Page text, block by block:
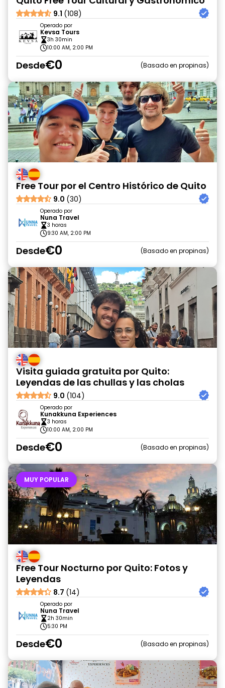
9.1 (108)
Operado por
Kevsa Tours
3h 30min
10:00 AM, 2:00 PM
Desde€0 Basado en propinas
Free Tour por el Centro Histórico de Quito
9.0 (30)
Operado por
Nuna Travel
3 horas
9:30 AM, 2:00 PM
Desde€0 Basado en propinas
Visita guiada gratuita por Quito:
Leyendas de las chullas y las cholas
9.0 (104)
Operado por
Kunakkuna Experiences
3 horas
10:00 AM, 2:00 PM
Desde€0 Basado en propinas
MUY POPULAR
Free Tour Nocturno por Quito: Fotos y
Leyendas
8.7 (14)
Operado por
Nuna Travel
2h 30min
5:30 PM
Desde€0 Basado en propinas